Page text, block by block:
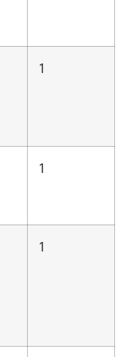
1
1
1